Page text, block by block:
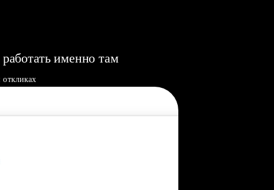
именно там